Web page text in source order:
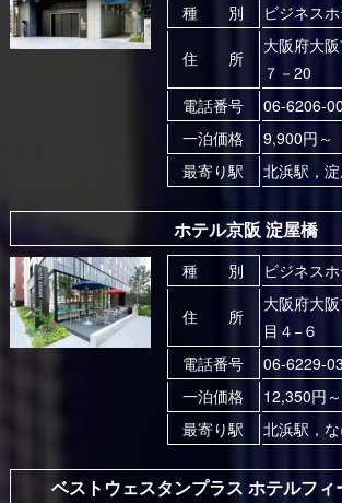
種 別
ビジネス
住 所
大阪府大
７－20
電話番号
06-6206-
一泊価格
9,900円～
最寄り駅
北浜駅，
ホテル京阪 淀屋橋
種 別 ビジネス
住 所
大阪府大
目４−６
電話番号
06-6229-
一泊価格
12,350円～
最寄り駅
北浜駅，
ベストウェスタンプラス ホテルフ